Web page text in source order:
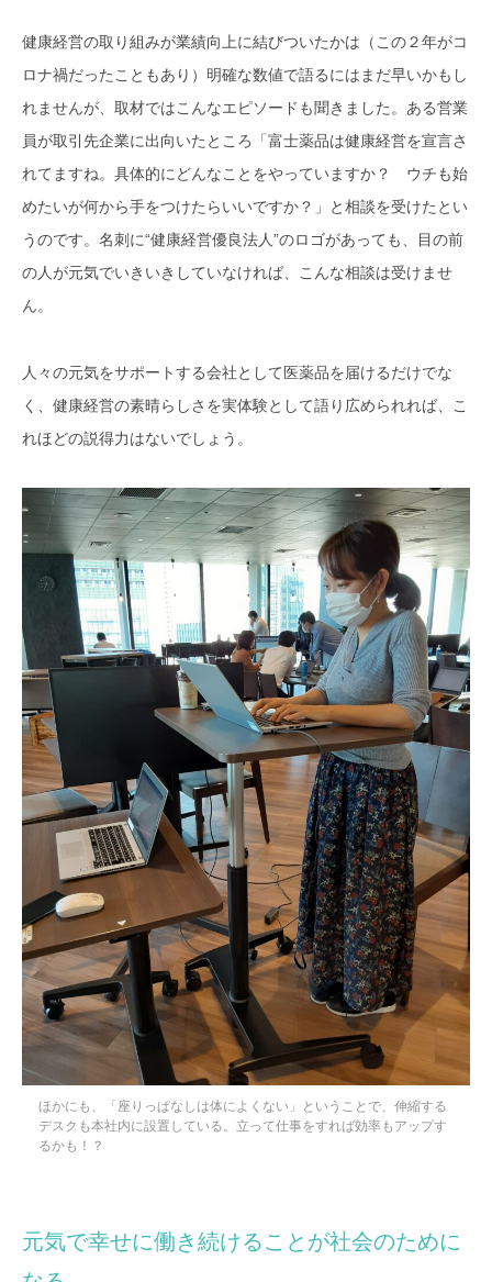
健康経営の取り組みが業績向上に結びついたかは（この２年がコ
ロナ禍だったこともあり）明確な数値で語るにはまだ早いかもし
れませんが、取材ではこんなエピソードも聞きました。ある営業
員が取引先企業に出向いたところ「富士薬品は健康経営を宣言さ
れてますね。具体的にどんなことをやっていますか？ ウチも始
めたいが何から手をつけたらいいですか？」と相談を受けたとい
うのです。名刺に“健康経営優良法人”のロゴがあっても、目の前
の人が元気でいきいきしていなければ、こんな相談は受けませ
ん。
人々の元気をサポートする会社として医薬品を届けるだけでな
く、健康経営の素晴らしさを実体験として語り広められれば、こ
れほどの説得力はないでしょう。
ほかにも、「座りっぱなしは体によくない」ということで、伸縮する
デスクも本社内に設置している。立って仕事をすれば効率もアップす
るかも！？
元気で幸せに働き続けることが社会のために